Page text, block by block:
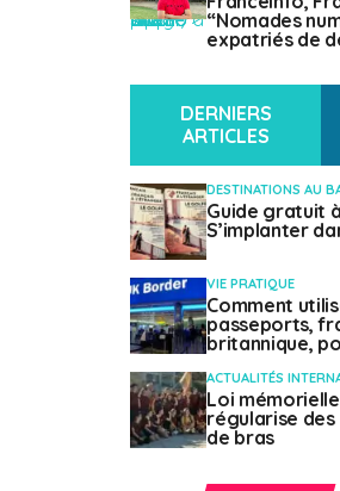
3 193 (Inscrits au registre des
Contacts
" class="attachment-mvp-small-thumb size-mvp-small-thumb wp-post-image" alt="" /> “Nomades
expatriés de
DERNIERS
ARTICLES
DESTINATIONS AU
Guide gratuit
S’implanter
VIE PRATIQUE
Comment
passeports,
britannique,
ACTUALITÉS
Loi mémorielle
régularise
de bras